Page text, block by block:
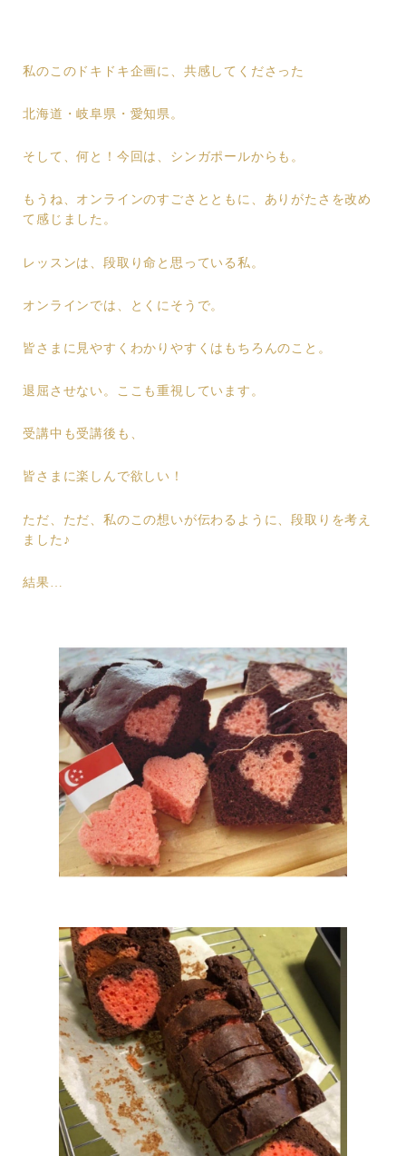
私のこのドキドキ企画に、共感してくださった
北海道・岐阜県・愛知県。
そして、何と！今回は、シンガポールからも。
もうね、オンラインのすごさとともに、ありがたさを改め
て感じました。
レッスンは、段取り命と思っている私。
オンラインでは、とくにそうで。
皆さまに見やすくわかりやすくはもちろんのこと。
退屈させない。ここも重視しています。
受講中も受講後も、
皆さまに楽しんで欲しい！
ただ、ただ、私のこの想いが伝わるように、段取りを考え
ました♪
結果…